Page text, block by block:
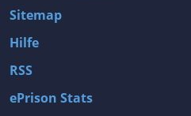
Sitemap
Hilfe
RSS
ePrison Stats